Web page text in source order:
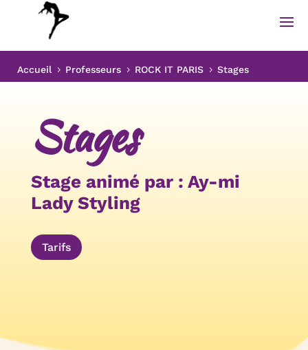
Accueil 5 Professeurs 5 ROCK IT PARIS 5 Stages
Stages
Stage animé par : Ay-mi
Lady Styling
Tarifs